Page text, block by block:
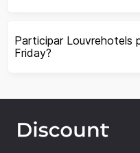
Participar Louvrehotels
Friday?